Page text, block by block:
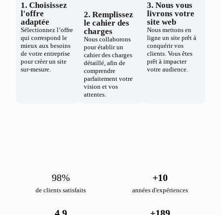
1. Choisissez
l'offre
adaptée
Sélectionnez l’offre
qui correspond le
mieux aux besoins
de votre entreprise
pour créer un site
sur-mesure.
2. Remplissez
le cahier des
charges
Nous collaborons
pour établir un
cahier des charges
détaillé, afin de
comprendre
parfaitement votre
vision et vos
attentes.
3. Nous vous
livrons votre
site web
Nous mettons en
ligne un site prêt à
conquérir vos
clients. Vous êtes
prêt à impacter
votre audience.
de clients satisfaits
98%
années d'expériences
+10